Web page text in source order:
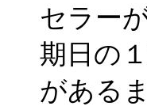
セラー
期日の
がある